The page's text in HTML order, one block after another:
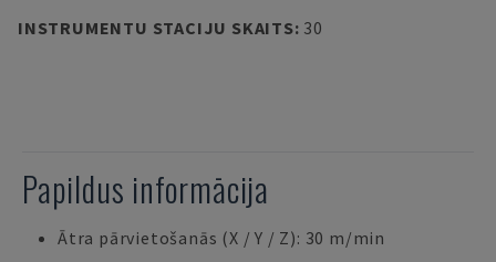
INSTRUMENTU STACIJU SKAITS: 30
Papildus informācija
Ātra pārvietošanās (X / Y / Z): 30 m/min